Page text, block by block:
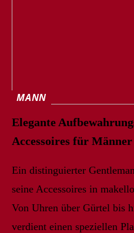
MANN
Elegante
Accessoires für Männer
Ein distinguierter
seine Accessoires in
Von Uhren über Gürtel bis
verdient einen speziellen